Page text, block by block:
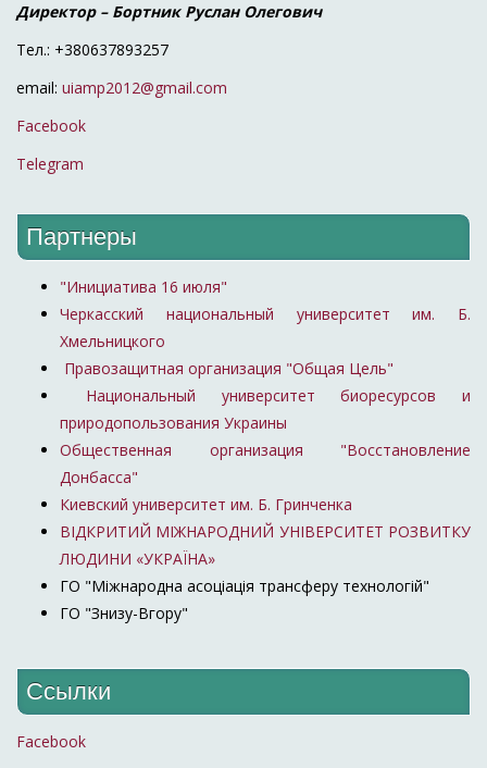
Директор – Бортник Руслан Олегович
Тел.: +380637893257
email: uiamp2012@gmail.com
Facebook
Telegram
Партнеры
"Инициатива 16 июля"
Черкасский национальный университет им. Б.
Хмельницкого
Правозащитная организация "Общая Цель"
Национальный университет биоресурсов и
природопользования Украины
Общественная организация "Восстановление
Донбасса"
Киевский университет им. Б. Гринченка
ВІДКРИТИЙ МІЖНАРОДНИЙ УНІВЕРСИТЕТ РОЗВИТКУ
ЛЮДИНИ «УКРАЇНА»
ГО "Міжнародна асоціація трансферу технологій"
ГО "Знизу-Вгору"
Ссылки
Facebook